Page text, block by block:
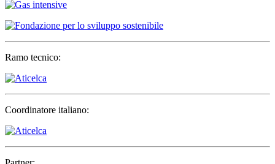
Ramo tecnico:
Coordinatore italiano: